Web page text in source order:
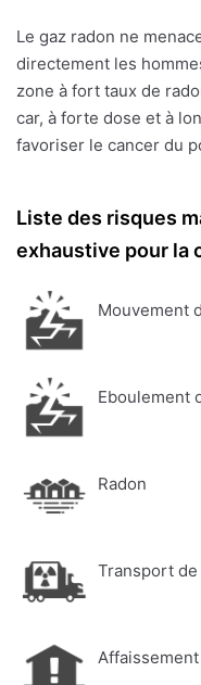
Le gaz radon ne
directement les
zone à fort taux de
car, à forte dose et à
favoriser le cancer du
Liste des risques
exhaustive pour la
Mouvement
Eboulement
Radon
Transport